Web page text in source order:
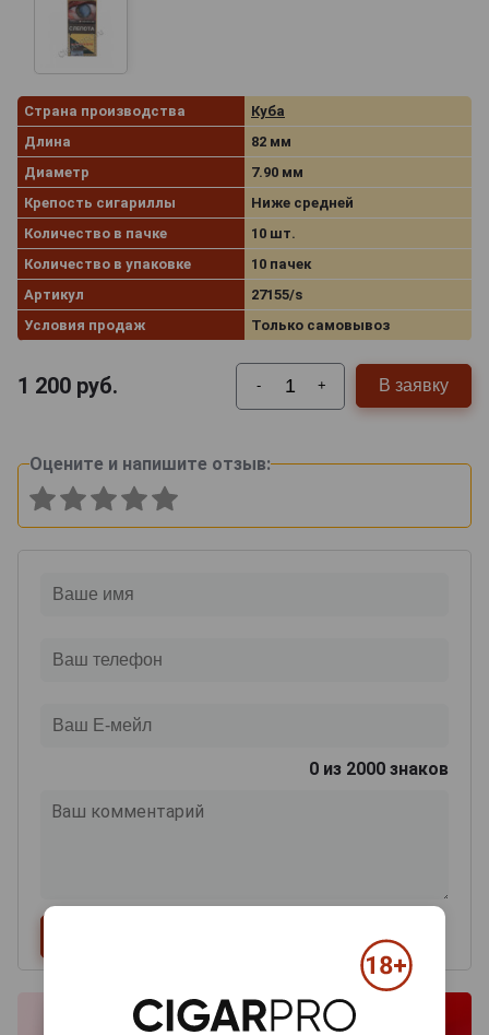
Страна производства
Куба
Длина
82 мм
Диаметр
7.90 мм
Крепость сигариллы
Ниже средней
Количество в пачке
10 шт.
Количество в упаковке
10 пачек
Артикул
27155/s
Условия продаж
Только самовывоз
1 200 руб. - + В заявку
Оцените и напишите отзыв:
0 из 2000 знаков